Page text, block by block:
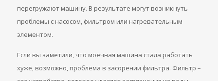
перегружают машину. В результате могут возникнуть
проблемы с насосом, фильтром или нагревательным
элементом.
Если вы заметили, что моечная машина стала работать
хуже, возможно, проблема в засорении фильтра. Фильтр –